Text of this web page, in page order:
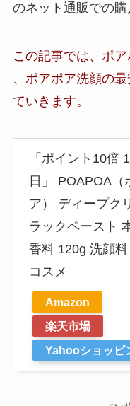
のネット通販での購
この記事では、 ポア
、 ポアポア洗顔の
ていきます。
「ポイント10倍
日」 POAPOA（
ア） ディープク
ラックペースト
香料 120g 洗顔料
コスメ
Amazon
楽天市場
Yahooショッピ